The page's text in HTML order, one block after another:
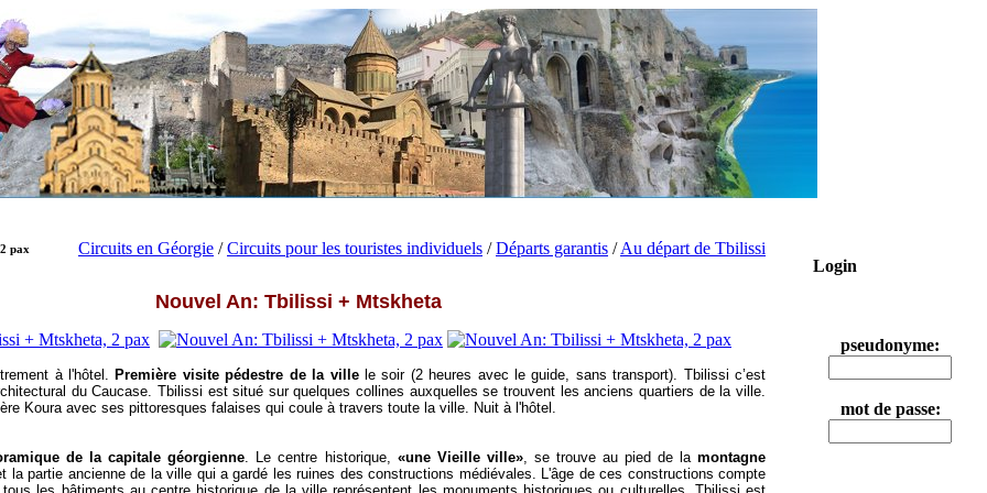
pax Circuits en Géorgie /Circuits pour les touristes individuels /Départs garantis /Au départ de Tbilissi
Nouvel An: Tbilissi + Mtskheta
à l'hôtel. Première visite pédestre de la ville le soir (2 heures avec le guide, sans transport). Tbilissi c’est
du Caucase. Tbilissi est situé sur quelques collines auxquelles se trouvent les anciens quartiers de la ville.
Koura avec ses pittoresques falaises qui coule à travers toute la ville. Nuit à l'hôtel.
de la capitale géorgienne. Le centre historique, «une Vieille ville», se trouve au pied de lamontagne
la partie ancienne de la ville qui a gardé les ruines des constructions médiévales. L'âge de ces constructions compte
Login
pseudonyme:
mot de passe: